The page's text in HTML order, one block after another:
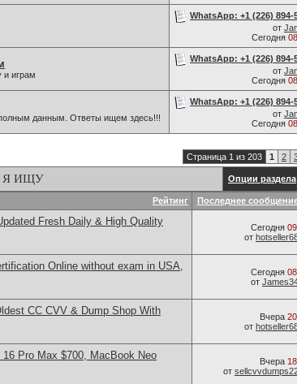
WhatsApp: +1 (226) 894-
от
Сегодня
играм
WhatsApp: +1 (226) 894-
от
Сегодня
данным. Ответы ищем здесь!!!
WhatsApp: +1 (226) 894-
от
Сегодня
Страница 1 из 203 1 2
Я ИЩУ Опции раздела
Рейтинг Последнее
Fresh Daily & High Quality
Сегодня
от
Online without exam in USA,
Сегодня
от
CC CVV & Dump Shop With
Вчера
от
Pro Max $700, MacBook Neo
Вчера
от